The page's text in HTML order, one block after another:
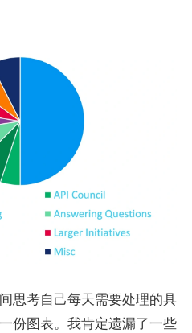
思考自己每天需要处理的具
份图表。我肯定遗漏了一些